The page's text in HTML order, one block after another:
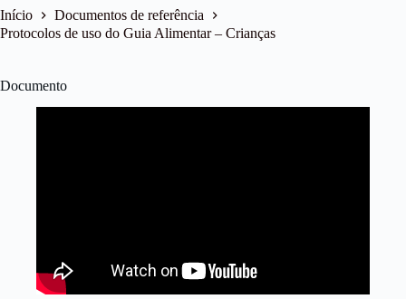
t
e
o
Início
Documentos de referência
Protocolos de uso do Guia Alimentar – Crianças
Documento